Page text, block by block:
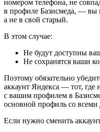
номером телефона, не
в профиле Базисмеда, — вы
а не в свой старый.
В этом случае:
Не будут доступны
Не сохранятся ваши
Поэтому обязательно
аккаунт Яндекса — тот, где
с вашим профилем в
основной профиль со
Если нужно сменить